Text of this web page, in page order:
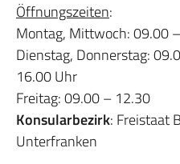
Öffnungszeiten:
Montag, Mittwoch: 09.00
Dienstag, Donnerstag:
16.00 Uhr
Freitag: 09.00 – 12.30
Konsularbezirk: Freistaat
Unterfranken